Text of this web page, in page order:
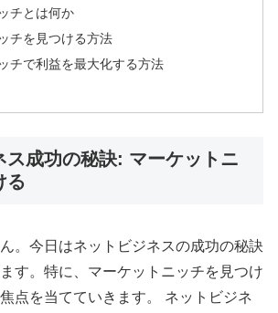
チとは何か
チを見つける方法
チで利益を最大化する方法
ス成功の秘訣: マーケットニ
る
。今日はネットビジネスの成功の秘訣
す。特に、マーケットニッチを見つけ
点を当てていきます。 ネットビジネ